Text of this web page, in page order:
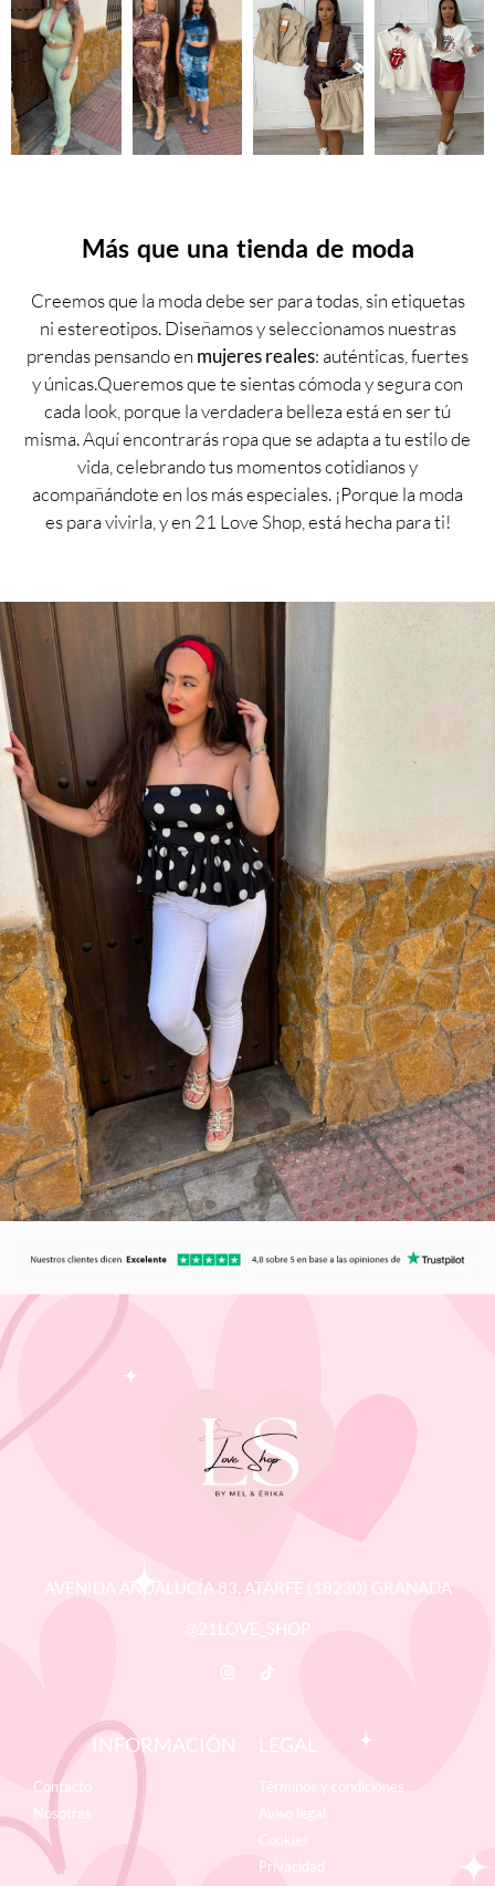
Más que una tienda de moda
Creemos que la moda debe ser para todas, sin etiquetas
ni estereotipos. Diseñamos y seleccionamos nuestras
prendas pensando en mujeres reales: auténticas, fuertes
y únicas.Queremos que te sientas cómoda y segura con
cada look, porque la verdadera belleza está en ser tú
misma. Aquí encontrarás ropa que se adapta a tu estilo de
vida, celebrando tus momentos cotidianos y
acompañándote en los más especiales. ¡Porque la moda
es para vivirla, y en 21 Love Shop, está hecha para ti!
AVENIDA ANDALUCÍA 83, ATARFE (18230) GRANADA
@21LOVE_SHOP
INFORMACIÓN
Contacto
Nosotras
LEGAL
Términos y condiciones
Aviso legal
Cookies
Privacidad